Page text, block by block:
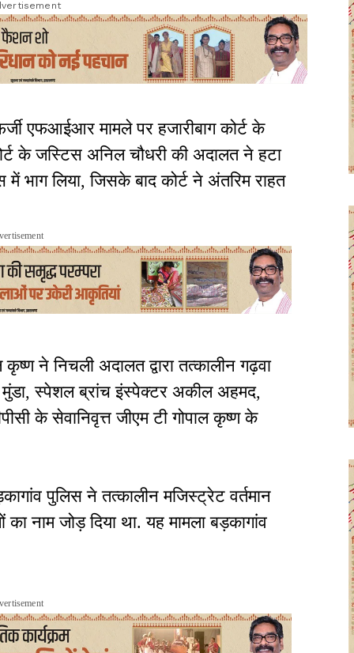
एफआईआर मामले पर हजारीबाग कोर्ट के
के जस्टिस अनिल चौधरी की अदालत ने हटा
भाग लिया, जिसके बाद कोर्ट ने अंतरिम राहत
कृष्ण ने निचली अदालत द्वारा तत्कालीन गढ़वा
स्पेशल ब्रांच इंस्पेक्टर अकील अहमद,
के सेवानिवृत्त जीएम टी गोपाल कृष्ण के
पुलिस ने तत्कालीन मजिस्ट्रेट वर्तमान
नाम जोड़ दिया था. यह मामला बड़कागांव